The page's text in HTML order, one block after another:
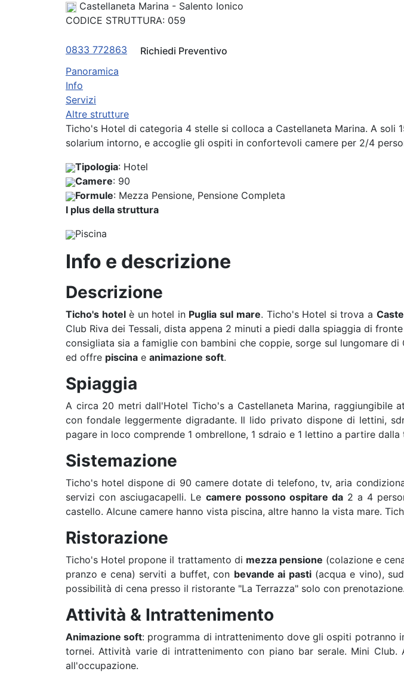
Castellaneta Marina - Salento Ionico
CODICE STRUTTURA: 059
0833 772863
Richiedi Preventivo
Panoramica
Info
Servizi
Altre strutture
Previous
Ticho's Hotel di categoria 4 stelle si colloca a Castellaneta Marina. A
solarium intorno, e accoglie gli ospiti in confortevoli camere per 2/4
Tipologia: Hotel
Camere: 90
Formule: Mezza Pensione, Pensione Completa
I plus della struttura
Piscina
Info e descrizione
Descrizione
Ticho's hotelè un hotel in Puglia sul mare. Ticho's Hotel si trova a
Club Riva dei Tessali, dista appena 2 minuti a piedi dalla spiaggia di
consigliata sia a famiglie con bambini che coppie, sorge sul lungomare
ed offre piscina e animazione soft.
Spiaggia
A circa 20 metri dall'Hotel Ticho's a Castellaneta Marina, raggiungibile
con fondale leggermente digradante. Il lido privato dispone di lettini,
pagare in loco comprende 1 ombrellone, 1 sdraio e 1 lettino a partire
Sistemazione
Ticho's hotel dispone di 90 camere dotate di telefono, tv, aria
servizi con asciugacapelli. Le camere possono ospitare da2 a 4
castello. Alcune camere hanno vista piscina, altre hanno la vista mare.
Ristorazione
Ticho's Hotel propone il trattamento di mezza pensione (colazione e
pranzo e cena) serviti a buffet, con bevande ai pasti(acqua e vino),
possibilità di cena presso il ristorante "La Terrazza" solo con
Attività & Intrattenimento
Animazione soft: programma di intrattenimento dove gli ospiti potranno
tornei. Attività varie di intrattenimento con piano bar serale. Mini
all'occupazione.